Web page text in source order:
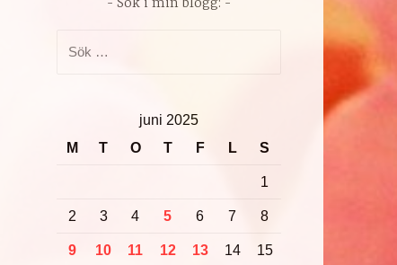
Sök i min blogg:
juni 2025
M
T O T F L S
1
2 3 4 5 6 7 8
9 10 11 12 13 14 15